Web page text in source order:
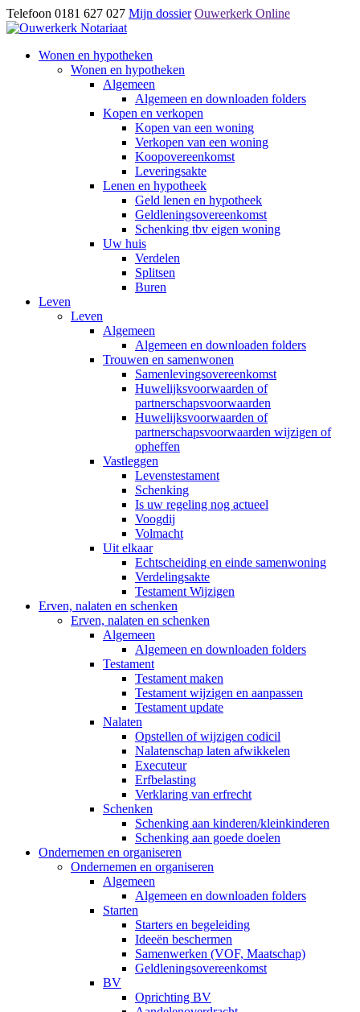
Telefoon 0181 627 027 Mijn dossier Ouwerkerk Online
Wonen en hypotheken
Wonen en hypotheken
Algemeen
Algemeen en downloaden folders
Kopen en verkopen
Kopen van een woning
Verkopen van een woning
Koopovereenkomst
Leveringsakte
Lenen en hypotheek
Geld lenen en hypotheek
Geldleningsovereenkomst
Schenking tbv eigen woning
Uw huis
Verdelen
Splitsen
Buren
Leven
Leven
Algemeen
Algemeen en downloaden folders
Trouwen en samenwonen
Samenlevingsovereenkomst
Huwelijksvoorwaarden of
partnerschapsvoorwaarden
Huwelijksvoorwaarden of
partnerschapsvoorwaarden wijzigen of
opheffen
Vastleggen
Levenstestament
Schenking
Is uw regeling nog actueel
Voogdij
Volmacht
Uit elkaar
Echtscheiding en einde samenwoning
Verdelingsakte
Testament Wijzigen
Erven, nalaten en schenken
Erven, nalaten en schenken
Algemeen
Algemeen en downloaden folders
Testament
Testament maken
Testament wijzigen en aanpassen
Testament update
Nalaten
Opstellen of wijzigen codicil
Nalatenschap laten afwikkelen
Executeur
Erfbelasting
Verklaring van erfrecht
Schenken
Schenking aan kinderen/kleinkinderen
Schenking aan goede doelen
Ondernemen en organiseren
Ondernemen en organiseren
Algemeen
Algemeen en downloaden folders
Starten
Starters en begeleiding
Ideeën beschermen
Samenwerken (VOF, Maatschap)
Geldleningsovereenkomst
BV
Oprichting BV